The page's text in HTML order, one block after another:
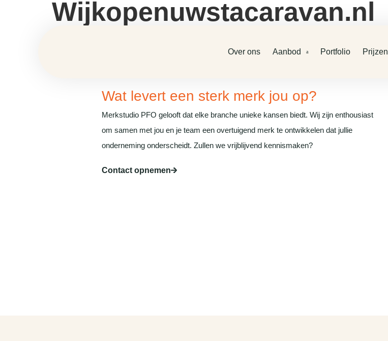
Over ons Aanbod Portfolio Prijzen
Wijkopenuwstacaravan.nl
Wat levert een sterk merk jou op?
Merkstudio PFO gelooft dat elke branche unieke kansen biedt. Wij zijn enthousiast
om samen met jou en je team een overtuigend merk te ontwikkelen dat jullie
onderneming onderscheidt. Zullen we vrijblijvend kennismaken?
Contact opnemen